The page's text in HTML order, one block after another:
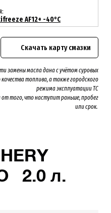
AF12+ -40°C
Скачать карту смазки
замены масла дана с учётом суровых
топлива, а также городского
режима эксплуатации ТС
от того, что наступит раньше, пробег
или срок.
2.0 л.